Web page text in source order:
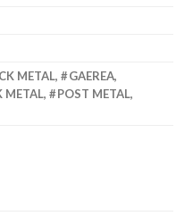
METAL, GAEREA,
METAL, POST METAL,